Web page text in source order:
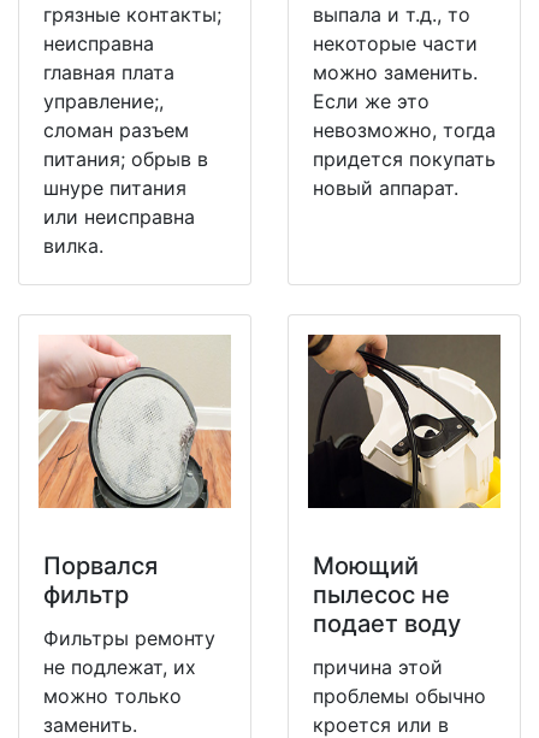
грязные контакты;
неисправна
главная плата
управление;,
сломан разъем
питания; обрыв в
шнуре питания
или неисправна
вилка.
выпала и т.д., то
некоторые части
можно заменить.
Если же это
невозможно, тогда
придется покупать
новый аппарат.
Порвался
фильтр
Фильтры ремонту
не подлежат, их
можно только
заменить.
Моющий
пылесос не
подает воду
причина этой
проблемы обычно
кроется или в